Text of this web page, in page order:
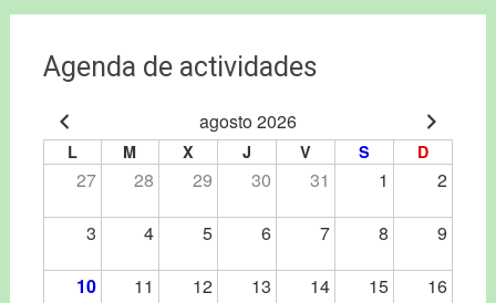
Agenda de actividades
agosto 2026
L M X J V S D
27 28 29 30 31 1 2
3 4 5 6 7 8 9
10 11 12 13 14 15 16